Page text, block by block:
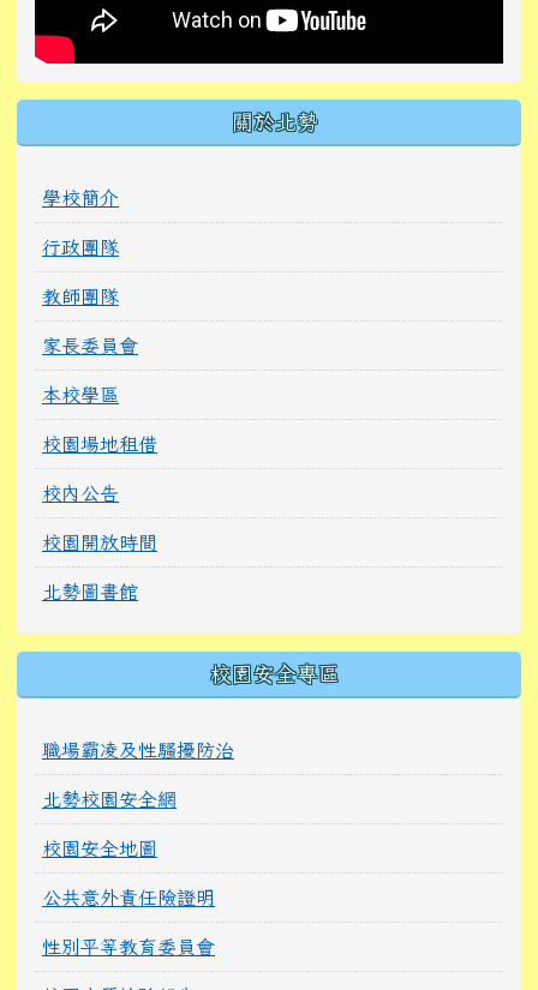
關於北勢
學校簡介
行政團隊
教師團隊
家長委員會
本校學區
校園場地租借
校內公告
校園開放時間
北勢圖書館
校園安全專區
職場霸凌及性騷擾防治
北勢校園安全網
校園安全地圖
公共意外責任險證明
性別平等教育委員會